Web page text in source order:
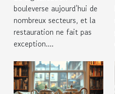
des restaurateurs
?
bouleverse aujourd’hui de
nombreux secteurs, et la
restauration ne fait pas
exception....